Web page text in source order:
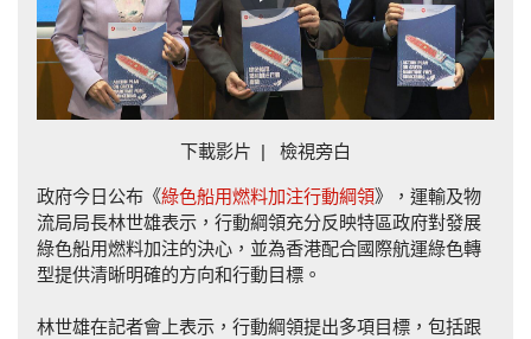
Play
Video
下載影片 | 檢視旁白
政府今日公布《綠色船用燃料加注行動綱領》，運輸及物
流局局長林世雄表示，行動綱領充分反映特區政府對發展
綠色船用燃料加注的決心，並為香港配合國際航運綠色轉
型提供清晰明確的方向和行動目標。
林世雄在記者會上表示，行動綱領提出多項目標，包括跟